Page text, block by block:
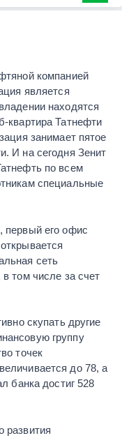
компанией
является
находятся
квартира Татнефти
занимает пятое
И на сегодня Зенит
по всем
специальные
первый его офис
сеть
том числе за счет
скупать другие
группу
точек
до 78, а
банка достиг 528
развития